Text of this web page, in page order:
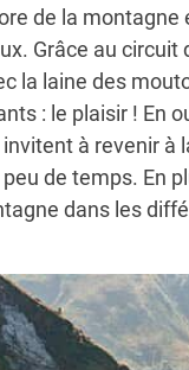
de la
Grâce au
la laine des
: le plaisir ! En
à revenir
de temps. En
dans les